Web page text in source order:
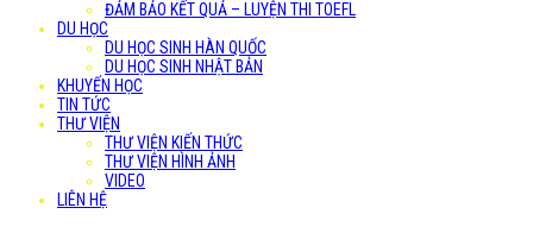
ĐẢM BẢO KẾT QUẢ – LUYỆN THI TOEFL
DU HỌC
DU HỌC SINH HÀN QUỐC
DU HỌC SINH NHẬT BẢN
KHUYẾN HỌC
TIN TỨC
THƯ VIỆN
THƯ VIỆN KIẾN THỨC
THƯ VIỆN HÌNH ẢNH
VIDEO
LIÊN HỆ